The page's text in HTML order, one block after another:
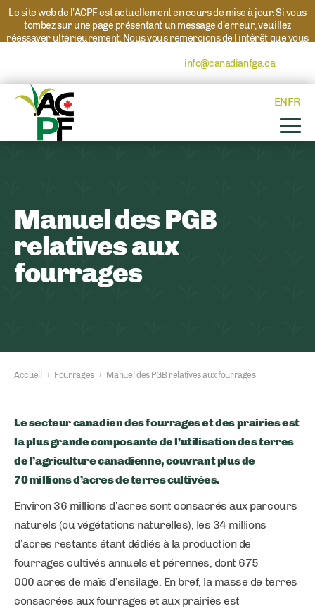
Le site web de l’ACPF est actuellement en cours de mise à jour. Si vous
tombez sur une page présentant un message d’erreur, veuillez
réessayer ultérieurement. Nous vous remercions de l’intérêt que vous
info@canadianfga.caet nous
ENFR
Manuel des PGB
relatives aux
fourrages
Accueil › Fourrages › Manuel des PGB relatives aux fourrages
Le secteur canadien des fourrages et des prairies est
la plus grande composante de l’utilisation des terres
de l’agriculture canadienne, couvrant plus de
70 millions d’acres de terres cultivées.
Environ 36 millions d’acres sont consacrés aux parcours
naturels (ou végétations naturelles), les 34 millions
d’acres restants étant dédiés à la production de
fourrages cultivés annuels et pérennes, dont 675
000 acres de maïs d’ensilage. En bref, la masse de terres
consacrées aux fourrages et aux prairies est